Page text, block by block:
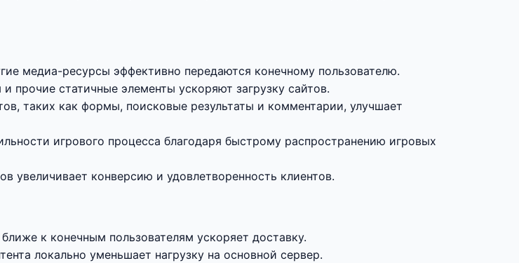
медиа-ресурсы эффективно передаются конечному пользователю.
прочие статичные элементы ускоряют загрузку сайтов.
таких как формы, поисковые результаты и комментарии, улучшает
игрового процесса благодаря быстрому распространению игровых
увеличивает конверсию и удовлетворенность клиентов.
к конечным пользователям ускоряет доставку.
локально уменьшает нагрузку на основной сервер.